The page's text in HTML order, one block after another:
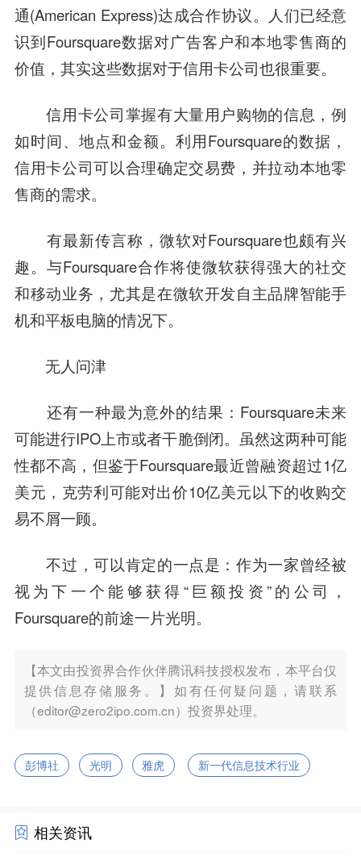
通(American Express)达成合作协议。人们已经意
识到Foursquare数据对广告客户和本地零售商的
价值，其实这些数据对于信用卡公司也很重要。
信用卡公司掌握有大量用户购物的信息，例
如时间、地点和金额。利用Foursquare的数据，
信用卡公司可以合理确定交易费，并拉动本地零
售商的需求。
有最新传言称，微软对Foursquare也颇有兴
趣。与Foursquare合作将使微软获得强大的社交
和移动业务，尤其是在微软开发自主品牌智能手
机和平板电脑的情况下。
无人问津
还有一种最为意外的结果：Foursquare未来
可能进行IPO上市或者干脆倒闭。虽然这两种可能
性都不高，但鉴于Foursquare最近曾融资超过1亿
美元，克劳利可能对出价10亿美元以下的收购交
易不屑一顾。
不过，可以肯定的一点是：作为一家曾经被
视为下一个能够获得“巨额投资”的公司，
Foursquare的前途一片光明。
【本文由投资界合作伙伴腾讯科技授权发布，本平台仅
提供信息存储服务。】如有任何疑问题，请联系
（editor@zero2ipo.com.cn）投资界处理。
彭博社 光明 雅虎 新一代信息技术行业
相关资讯